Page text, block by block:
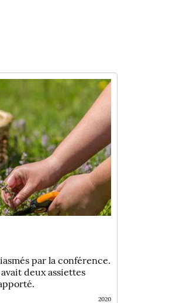
par la conférence.
deux assiettes
2020